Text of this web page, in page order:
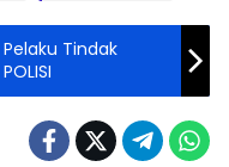
Tindak